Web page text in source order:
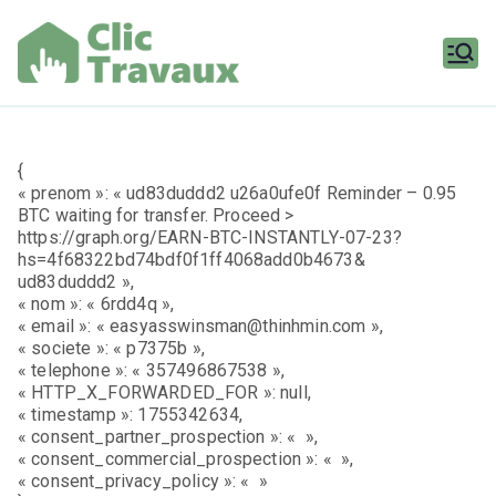
contenu
{
« prenom »: « ud83duddd2 u26a0ufe0f Reminder – 0.95
BTC waiting for transfer. Proceed >
https://graph.org/EARN-BTC-INSTANTLY-07-23?
hs=4f68322bd74bdf0f1ff4068add0b4673&
ud83duddd2 »,
« nom »: « 6rdd4q »,
« email »: « easyasswinsman@thinhmin.com »,
« societe »: « p7375b »,
« telephone »: « 357496867538 »,
« HTTP_X_FORWARDED_FOR »: null,
« timestamp »: 1755342634,
« consent_partner_prospection »: « »,
« consent_commercial_prospection »: « »,
« consent_privacy_policy »: « »